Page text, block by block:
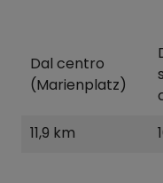
Dal centro
(Marienplatz)
11,9 km